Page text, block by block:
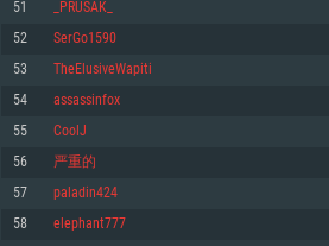
그래픽 카드: DirectX 11 이상을 지원하는 AMD
GeForce GT 660. 최소 사양 해상도: 720p
네트워크: 브로드밴드 인터넷
여유 저장 공간: 22.1 GB (최소 클라이언트)
권장 사양
그래픽 카드: Metal 을 지원하는 Intel Iris Pro
능을 가지는 Mac 버전의 AMD/Nvidia. 최소 해상
네트워크: 브로드밴드 인터넷
여유 저장 공간: 22.1 GB (최소 클라이언트)
권장 사양
그래픽 카드: Vulkan 을 지원하고, 최신 그래픽
660 (6개월 미만) 혹은 그와 동급의 성능을 가지
원하는 AMD (6개월 미만; 최소사양 지원 해상도
네트워크: 브로드밴드 인터넷
여유 저장 공간: 22.1 GB (최소 클라이언트)
권장 사양
운영체제: Ubuntu 20.04 64bit
프로세서: Intel Core i7
51 _PRUSAK_
52 SerGo1590
53 TheElusiveWapiti
54 assassinfox
55 CoolJ
56 严重的
57 paladin424
58 elephant777